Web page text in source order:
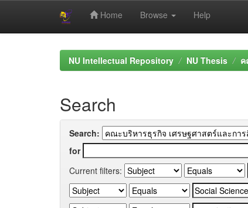
Home Browse Help
NU Intellectual Repository NU Thesis ค
Search
Search:
for
Current filters: